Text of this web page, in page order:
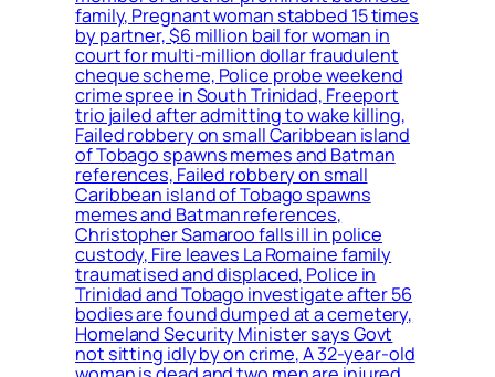
family, Pregnant woman stabbed 15 times
by partner, $6 million bail for woman in
court for multi-million dollar fraudulent
cheque scheme, Police probe weekend
crime spree in South Trinidad, Freeport
trio jailed after admitting to wake killing,
Failed robbery on small Caribbean island
of Tobago spawns memes and Batman
references, Failed robbery on small
Caribbean island of Tobago spawns
memes and Batman references,
Christopher Samaroo falls ill in police
custody, Fire leaves La Romaine family
traumatised and displaced, Police in
Trinidad and Tobago investigate after 56
bodies are found dumped at a cemetery,
Homeland Security Minister says Govt
not sitting idly by on crime, A 32-year-old